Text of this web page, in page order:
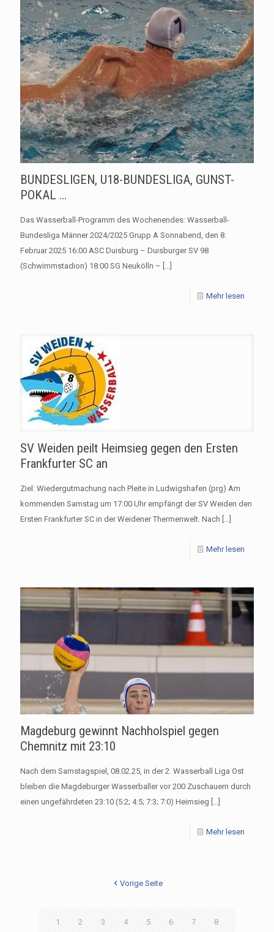
BUNDESLIGEN, U18-BUNDESLIGA, GUNST-
POKAL …
Das Wasserball-Programm des Wochenendes: Wasserball-
Bundesliga Männer 2024/2025 Grupp A Sonnabend, den 8.
Februar 2025 16:00 ASC Duisburg – Duisburger SV 98
(Schwimmstadion) 18:00 SG Neukölln – […]
Mehr lesen
SV Weiden peilt Heimsieg gegen den Ersten
Frankfurter SC an
Ziel: Wiedergutmachung nach Pleite in Ludwigshafen (prg) Am
kommenden Samstag um 17:00 Uhr empfängt der SV Weiden den
Ersten Frankfurter SC in der Weidener Thermenwelt. Nach […]
Mehr lesen
Magdeburg gewinnt Nachholspiel gegen
Chemnitz mit 23:10
Nach dem Samstagspiel, 08.02.25, in der 2. Wasserball Liga Ost
bleiben die Magdeburger Wasserballer vor 200 Zuschauern durch
einen ungefährdeten 23:10 (5:2; 4:5; 7:3; 7:0) Heimsieg […]
Mehr lesen
Vorige Seite
1 2 3 4 5 6 7 8